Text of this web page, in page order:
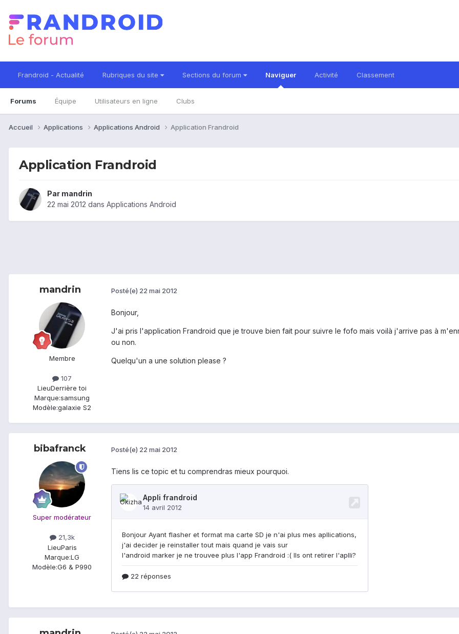
Frandroid - Actualité Rubriques du site Sections du forum Naviguer
Forums Équipe Utilisateurs en ligne Clubs
Activité Classement
Accueil Applications Applications Android Application Frandroid
Application Frandroid
Par mandrin
22 mai 2012 dans Applications Android
mandrin
Membre
107
LieuDerrière toi
Marque:samsung
Modèle:galaxie S2
Posté(e) 22 mai 2012
Bonjour,
J'ai pris l'application Frandroid que je trouve bien fait pour suivre le fofo mais voilà j'arrive pas à
ou non.
Quelqu'un a une solution please ?
bibafranck
Super modérateur
21,3k
LieuParis
Marque:LG
Modèle:G6 & P990
Posté(e) 22 mai 2012
Tiens lis ce topic et tu comprendras mieux pourquoi.